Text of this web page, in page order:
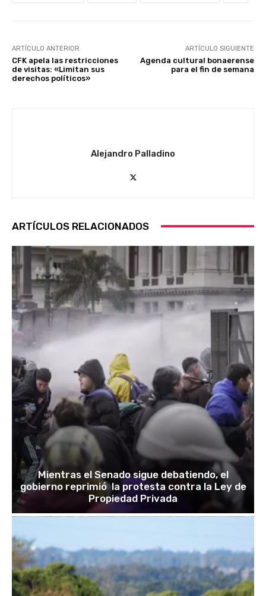
ARTÍCULO ANTERIOR
CFK apela las restricciones
de visitas: «Limitan sus
derechos políticos»
ARTÍCULO SIGUIENTE
Agenda cultural bonaerense
para el fin de semana
Alejandro Palladino
ARTÍCULOS RELACIONADOS
Mientras el Senado sigue debatiendo, el
gobierno reprimió la protesta contra la Ley de
Propiedad Privada